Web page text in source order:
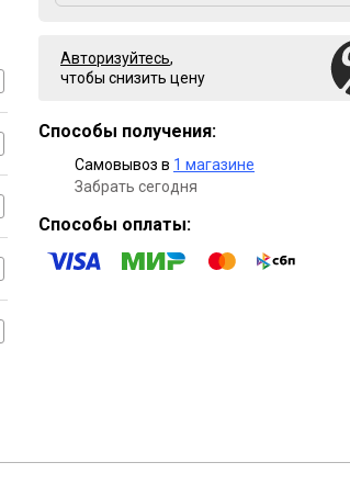
Авторизуйтесь,
чтобы снизить цену
Способы получения:
Самовывоз в 1 магазине
Забрать сегодня
Способы оплаты: